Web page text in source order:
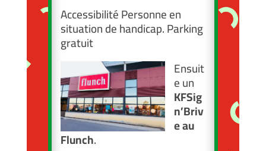
Accessibilité Personne en
situation de handicap. Parking
gratuit
Ensuit
e un
KFSig
n’Briv
e au
Flunch.